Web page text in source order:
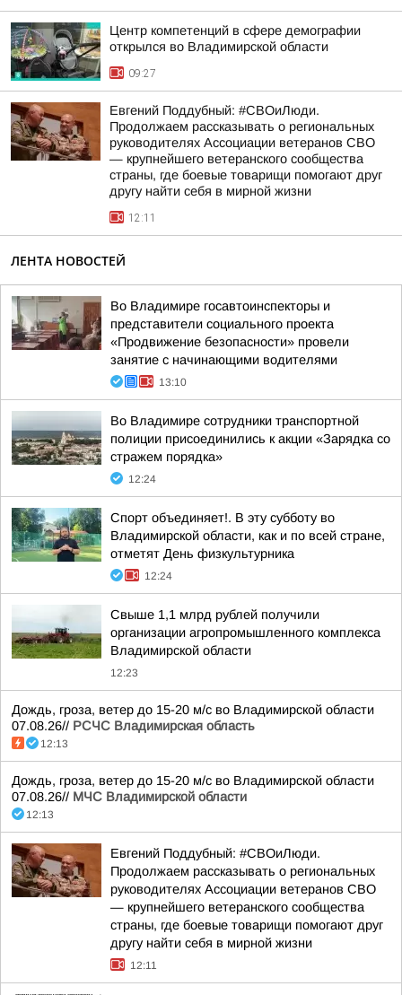
Центр компетенций в сфере демографии
открылся во Владимирской области
09:27
Евгений Поддубный: #СВОиЛюди.
Продолжаем рассказывать о региональных
руководителях Ассоциации ветеранов СВО
— крупнейшего ветеранского сообщества
страны, где боевые товарищи помогают друг
другу найти себя в мирной жизни
12:11
ЛЕНТА НОВОСТЕЙ
Во Владимире госавтоинспекторы и
представители социального проекта
«Продвижение безопасности» провели
занятие с начинающими водителями
13:10
Во Владимире сотрудники транспортной
полиции присоединились к акции «Зарядка со
стражем порядка»
12:24
Спорт объединяет!. В эту субботу во
Владимирской области, как и по всей стране,
отметят День физкультурника
12:24
Свыше 1,1 млрд рублей получили
организации агропромышленного комплекса
Владимирской области
12:23
Дождь, гроза, ветер до 15-20 м/с во Владимирской области
07.08.26// РСЧС Владимирская область
12:13
Дождь, гроза, ветер до 15-20 м/с во Владимирской области
07.08.26// МЧС Владимирской области
12:13
Евгений Поддубный: #СВОиЛюди.
Продолжаем рассказывать о региональных
руководителях Ассоциации ветеранов СВО
— крупнейшего ветеранского сообщества
страны, где боевые товарищи помогают друг
другу найти себя в мирной жизни
12:11